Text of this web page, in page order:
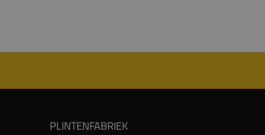
PLINTENFABRIEK